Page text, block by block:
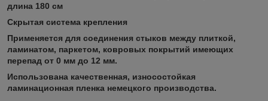
длина 180 см
Скрытая система крепления
Применяется для соединения стыков между плиткой,
ламинатом, паркетом, ковровых покрытий имеющих
перепад от 0 мм до 12 мм.
Использована качественная, износостойкая
ламинационная пленка немецкого производства.